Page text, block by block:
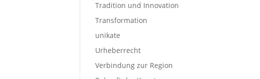
Tradition und Innovation
Transformation
unikate
Urheberrecht
Verbindung zur Region